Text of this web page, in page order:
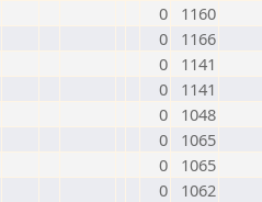
0
1160
0
1166
0
1141
0
1141
0
1048
0
1065
0
1065
0
1062